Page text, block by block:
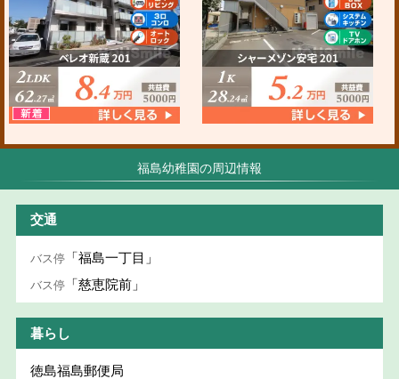
福島幼稚園の周辺情報
交通
バス停 「福島一丁目」
バス停 「慈恵院前」
暮らし
徳島福島郵便局